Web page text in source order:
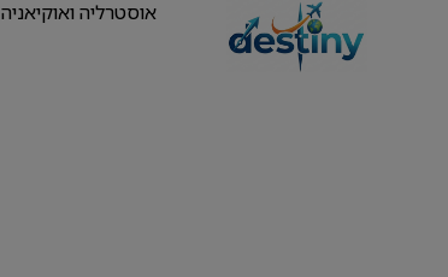
אוסטרליה ואוקיאניה